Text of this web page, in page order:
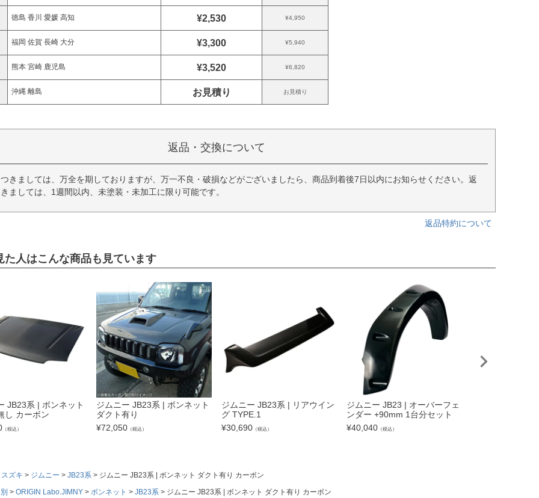
徳島 香川 愛媛 高知 ¥2,530 ¥4,950
福岡 佐賀 長崎 大分 ¥3,300 ¥5,940
熊本 宮崎 鹿児島 ¥3,520 ¥6,820
沖縄 離島 お見積り お見積り
返品・交換について
きましては、万全を期しておりますが、万一不良・破損などがございましたら、商品到着後7日以内にお知らせください。返
ましては、1週間以内、未塗装・未加工に限り可能です。
返品特約について
た人はこんな商品も見ています
JB23系 | ボンネット
し カーボン
（税込）
ジムニー JB23系 | ボンネット
ダクト有り
¥72,050 （税込）
ジムニー JB23系 | リアウイン
グ TYPE.1
¥30,690 （税込）
ジムニー JB23 | オーバーフェ
ンダー +90mm 1台分セット
¥40,040 （税込）
スズキ ジムニー JB23系
ジムニー JB23系 | ボンネット ダクト有り カーボン
ORIGIN Labo.JIMNY ボンネット JB23系 ジムニー JB23系 | ボンネット ダクト有り カーボン